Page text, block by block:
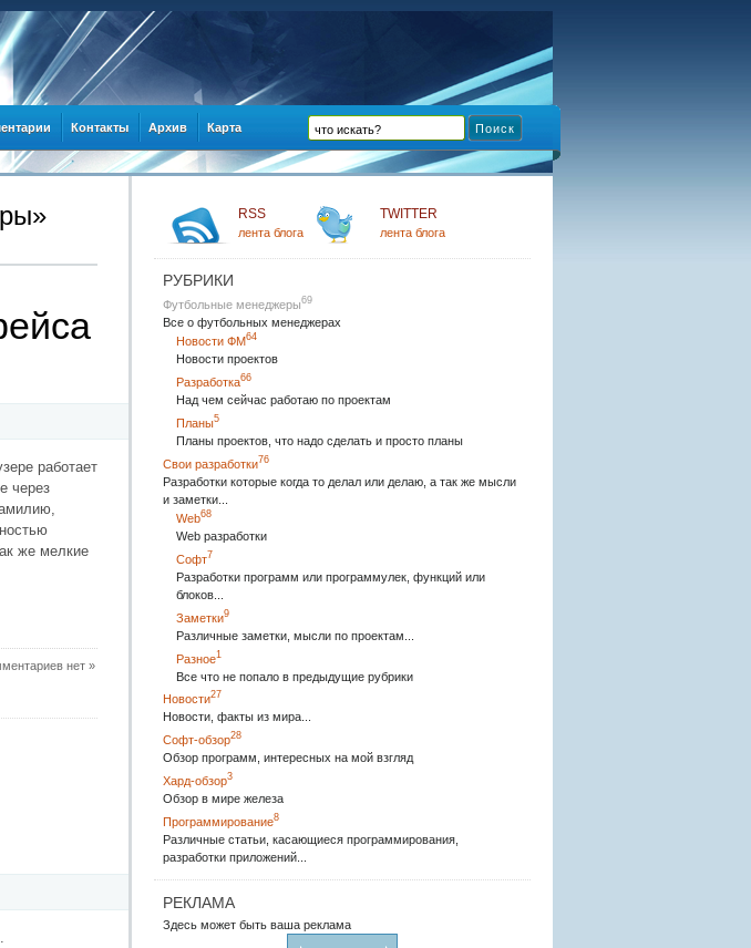
Контакты Архив Карта
работает
через
же мелкие
нет »
RSS
лента блога
TWITTER
лента блога
РУБРИКИ
Футбольные менеджеры69
Все о футбольных менеджерах
Новости ФМ64
Новости проектов
Разработка66
Над чем сейчас работаю по проектам
Планы5
Планы проектов, что надо сделать и просто планы
Свои разработки76
Разработки которые когда то делал или делаю, а так же мысли
и заметки...
Web68
Web разработки
Софт7
Разработки программ или программулек, функций или
блоков...
Заметки9
Различные заметки, мысли по проектам...
Разное1
Все что не попало в предыдущие рубрики
Новости27
Новости, факты из мира...
Софт-обзор28
Обзор программ, интересных на мой взгляд
Хард-обзор3
Обзор в мире железа
Программирование8
Различные статьи, касающиеся программирования,
разработки приложений...
РЕКЛАМА
Здесь может быть ваша реклама